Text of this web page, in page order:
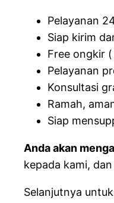
Pelayanan
Siap kirim
Free ongkir
Pelayanan
Konsultasi
Ramah,
Siap
Anda akan
kepada kami,
Selanjutnya